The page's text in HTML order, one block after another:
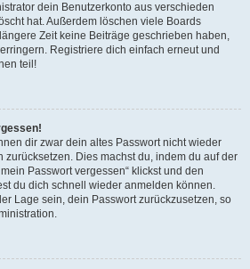
dein Benutzerkonto aus verschieden
hat. Außerdem löschen viele Boards
Zeit keine Beiträge geschrieben haben,
Registriere dich einfach erneut und
teil!
dir zwar dein altes Passwort nicht wieder
zurücksetzen. Dies machst du, indem du auf der
Passwort vergessen“ klickst und den
du dich schnell wieder anmelden können.
Lage sein, dein Passwort zurückzusetzen, so